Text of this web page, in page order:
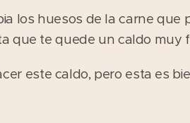
los huesos de la carne
que te quede un caldo muy
este caldo, pero esta es